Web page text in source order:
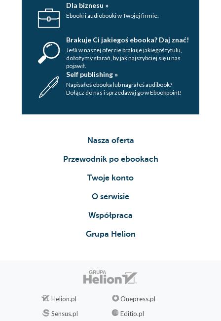
Dla biznesu »
Ebooki i audiobooki w Twojej firmie.
Brakuje Ci jakiegoś ebooka? Daj znać!
Jeśli w naszej ofercie brakuje jakiegoś tytulu,
dołożymy starań, by jak najszybciej się u nas
pojawił.
Self publishing »
Napisałeś ebooka lub nagrałeś audibook?
Dołącz do nas i sprzedawaj go w Ebookpoint!
Nasza oferta
Przewodnik po ebookach
Twoje konto
O serwisie
Współpraca
Grupa Helion
Helion.pl
Onepress.pl
Sensus.pl
Editio.pl